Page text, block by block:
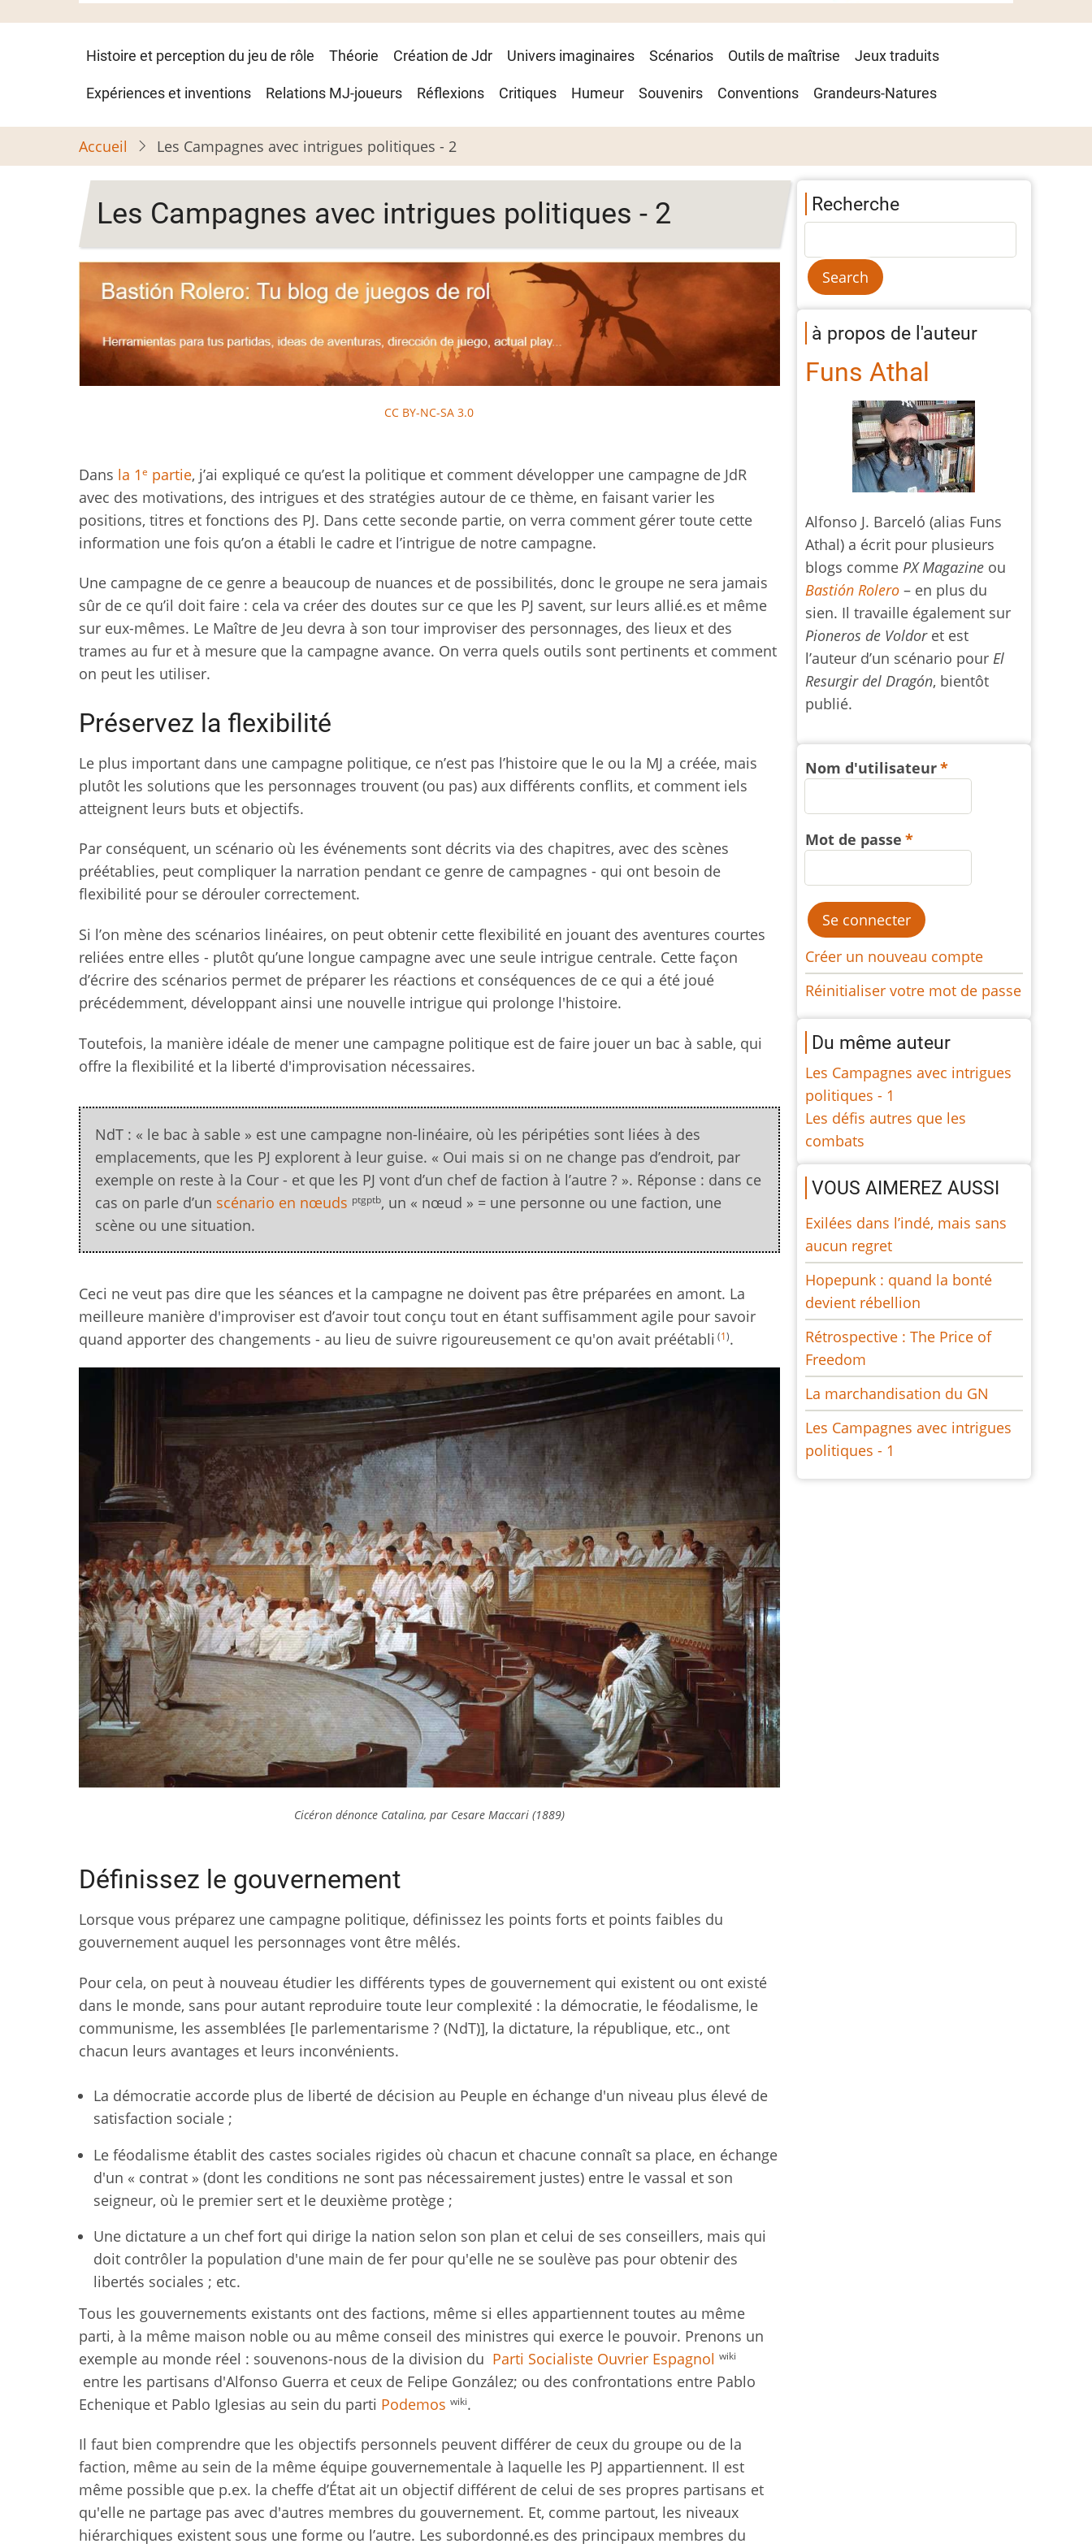
Navigation
principale
Histoire et perception du jeu de rôle Théorie Création de Jdr Univers imaginaires Scénarios Outils de maîtrise Jeux traduits
Expériences et inventions Relations MJ-joueurs Réflexions Critiques Humeur Souvenirs Conventions Grandeurs-Natures
Accueil Les Campagnes avec intrigues politiques - 2
Les Campagnes avec intrigues politiques - 2
CC BY-NC-SA 3.0
Dans la 1e partie, j’ai expliqué ce qu’est la politique et comment développer une campagne de JdR
avec des motivations, des intrigues et des stratégies autour de ce thème, en faisant varier les
positions, titres et fonctions des PJ. Dans cette seconde partie, on verra comment gérer toute cette
information une fois qu’on a établi le cadre et l’intrigue de notre campagne.
Une campagne de ce genre a beaucoup de nuances et de possibilités, donc le groupe ne sera jamais
sûr de ce qu’il doit faire : cela va créer des doutes sur ce que les PJ savent, sur leurs allié.es et même
sur eux-mêmes. Le Maître de Jeu devra à son tour improviser des personnages, des lieux et des
trames au fur et à mesure que la campagne avance. On verra quels outils sont pertinents et comment
on peut les utiliser.
Préservez la flexibilité
Le plus important dans une campagne politique, ce n’est pas l’histoire que le ou la MJ a créée, mais
plutôt les solutions que les personnages trouvent (ou pas) aux différents conflits, et comment iels
atteignent leurs buts et objectifs.
Par conséquent, un scénario où les événements sont décrits via des chapitres, avec des scènes
préétablies, peut compliquer la narration pendant ce genre de campagnes - qui ont besoin de
flexibilité pour se dérouler correctement.
Si l’on mène des scénarios linéaires, on peut obtenir cette flexibilité en jouant des aventures courtes
reliées entre elles - plutôt qu’une longue campagne avec une seule intrigue centrale. Cette façon
d’écrire des scénarios permet de préparer les réactions et conséquences de ce qui a été joué
précédemment, développant ainsi une nouvelle intrigue qui prolonge l'histoire.
Toutefois, la manière idéale de mener une campagne politique est de faire jouer un bac à sable, qui
offre la flexibilité et la liberté d'improvisation nécessaires.
NdT : « le bac à sable » est une campagne non-linéaire, où les péripéties sont liées à des
emplacements, que les PJ explorent à leur guise. « Oui mais si on ne change pas d’endroit, par
exemple on reste à la Cour - et que les PJ vont d’un chef de faction à l’autre ? ». Réponse : dans ce
cas on parle d’un scénario en nœuds ptgptb, un « nœud » = une personne ou une faction, une
scène ou une situation.
Ceci ne veut pas dire que les séances et la campagne ne doivent pas être préparées en amont. La
meilleure manière d'improviser est d’avoir tout conçu tout en étant suffisamment agile pour savoir
quand apporter des changements - au lieu de suivre rigoureusement ce qu'on avait préétabli (1).
Cicéron dénonce Catalina, par Cesare Maccari (1889)
Définissez le gouvernement
Lorsque vous préparez une campagne politique, définissez les points forts et points faibles du
gouvernement auquel les personnages vont être mêlés.
Pour cela, on peut à nouveau étudier les différents types de gouvernement qui existent ou ont existé
dans le monde, sans pour autant reproduire toute leur complexité : la démocratie, le féodalisme, le
communisme, les assemblées [le parlementarisme ? (NdT)], la dictature, la république, etc., ont
chacun leurs avantages et leurs inconvénients.
La démocratie accorde plus de liberté de décision au Peuple en échange d'un niveau plus élevé de
satisfaction sociale ;
Le féodalisme établit des castes sociales rigides où chacun et chacune connaît sa place, en échange
d'un « contrat » (dont les conditions ne sont pas nécessairement justes) entre le vassal et son
seigneur, où le premier sert et le deuxième protège ;
Une dictature a un chef fort qui dirige la nation selon son plan et celui de ses conseillers, mais qui
doit contrôler la population d'une main de fer pour qu'elle ne se soulève pas pour obtenir des
libertés sociales ; etc.
Tous les gouvernements existants ont des factions, même si elles appartiennent toutes au même
parti, à la même maison noble ou au même conseil des ministres qui exerce le pouvoir. Prenons un
exemple au monde réel : souvenons-nous de la division du Parti Socialiste Ouvrier Espagnol wiki
entre les partisans d'Alfonso Guerra et ceux de Felipe González; ou des confrontations entre Pablo
Echenique et Pablo Iglesias au sein du parti Podemos wiki.
Il faut bien comprendre que les objectifs personnels peuvent différer de ceux du groupe ou de la
faction, même au sein de la même équipe gouvernementale à laquelle les PJ appartiennent. Il est
même possible que p.ex. la cheffe d’État ait un objectif différent de celui de ses propres partisans et
qu'elle ne partage pas avec d'autres membres du gouvernement. Et, comme partout, les niveaux
hiérarchiques existent sous une forme ou l’autre. Les subordonné.es des principaux membres du
Recherche
à propos de l'auteur
Funs Athal
Alfonso J. Barceló (alias Funs
Athal) a écrit pour plusieurs
blogs comme PX Magazine ou
Bastión Rolero – en plus du
sien. Il travaille également sur
Pioneros de Voldoret est
l’auteur d’un scénario pour El
Resurgir del Dragón, bientôt
publié.
Nom d'utilisateur
Mot de passe
Créer un nouveau compte
Réinitialiser votre mot de passe
Du même auteur
Les Campagnes avec intrigues
politiques - 1
Les défis autres que les
combats
VOUS AIMEREZ AUSSI
Exilées dans l’indé, mais sans
aucun regret
Hopepunk : quand la bonté
devient rébellion
Rétrospective : The Price of
Freedom
La marchandisation du GN
Les Campagnes avec intrigues
politiques - 1